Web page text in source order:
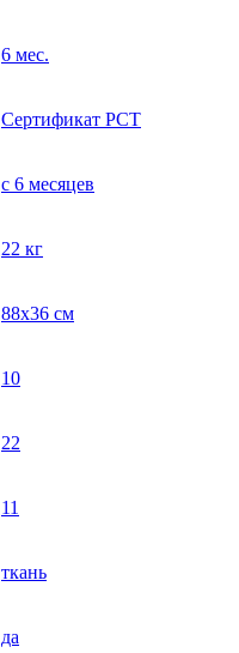
6 мес.
Сертификат РСТ
с 6 месяцев
22 кг
88х36 см
10
22
11
ткань
да